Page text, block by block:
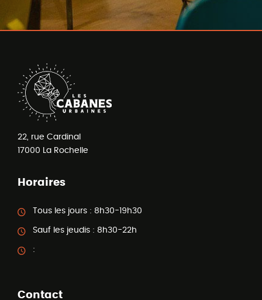
22, rue Cardinal
17000 La Rochelle
Horaires
Tous les jours : 8h30-19h30
Sauf les jeudis : 8h30-22h
:
Contact